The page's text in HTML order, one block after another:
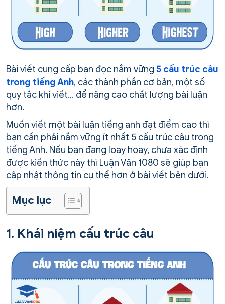
Bài viết cung cấp bạn đọc nắm vững 5 cấu trúc câu
trong tiếng Anh, các thành phần cơ bản, một số
quy tắc khi viết… để nâng cao chất lượng bài luận
hơn.
Muốn viết một bài luận tiếng anh đạt điểm cao thì
bạn cần phải nắm vững ít nhất 5 cấu trúc câu trong
tiếng Anh. Nếu bạn đang loay hoay, chưa xác định
được kiến thức này thì Luận Văn 1080 sẽ giúp bạn
cập nhật thông tin cụ thể hơn ở bài viết bên dưới.
Mục lục
1. Khái niệm cấu trúc câu